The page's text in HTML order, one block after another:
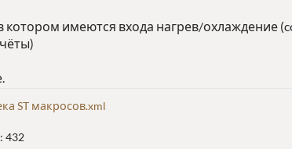
имеются входа нагрев/охлаждение
ST макросов.xml
432